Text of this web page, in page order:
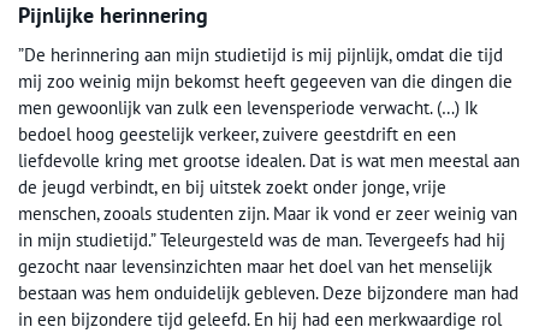
Pijnlijke herinnering
”De herinnering aan mijn studietijd is mij pijnlijk, omdat die tijd
mij zoo weinig mijn bekomst heeft gegeeven van die dingen die
men gewoonlijk van zulk een levensperiode verwacht. (…) Ik
bedoel hoog geestelijk verkeer, zuivere geestdrift en een
liefdevolle kring met grootse idealen. Dat is wat men meestal aan
de jeugd verbindt, en bij uitstek zoekt onder jonge, vrije
menschen, zooals studenten zijn. Maar ik vond er zeer weinig van
in mijn studietijd.” Teleurgesteld was de man. Tevergeefs had hij
gezocht naar levensinzichten maar het doel van het menselijk
bestaan was hem onduidelijk gebleven. Deze bijzondere man had
in een bijzondere tijd geleefd. En hij had een merkwaardige rol